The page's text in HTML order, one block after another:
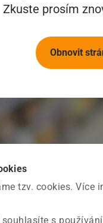
tzv. cookies.
s
Zkuste prosím
Obnovit